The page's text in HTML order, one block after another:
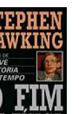
29,21 €.20,45 €.